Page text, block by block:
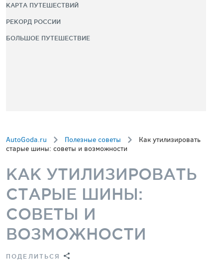
КАРТА ПУТЕШЕСТВИЙ
РЕКОРД РОССИИ
БОЛЬШОЕ ПУТЕШЕСТВИЕ
AutoGoda.ru Полезные советы
Как утилизировать
старые шины: советы и возможности
КАК УТИЛИЗИРОВАТЬ
СТАРЫЕ ШИНЫ:
СОВЕТЫ И
ВОЗМОЖНОСТИ
ПОДЕЛИТЬСЯ